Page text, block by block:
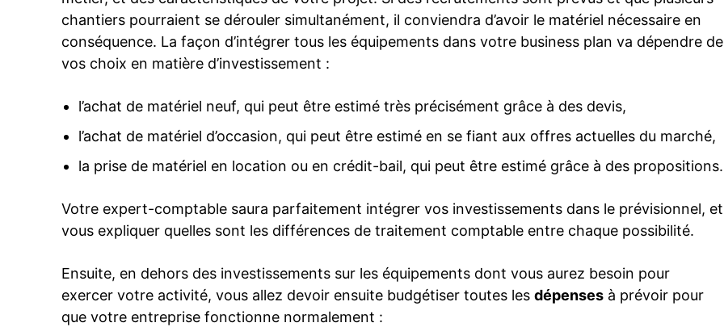
chantiers pourraient se dérouler simultanément, il conviendra d’avoir le matériel nécessaire en
conséquence. La façon d’intégrer tous les équipements dans votre business plan va dépendre de
vos choix en matière d’investissement :
l’achat de matériel neuf, qui peut être estimé très précisément grâce à des devis,
l’achat de matériel d’occasion, qui peut être estimé en se fiant aux offres actuelles du marché,
la prise de matériel en location ou en crédit-bail, qui peut être estimé grâce à des propositions.
Votre expert-comptable saura parfaitement intégrer vos investissements dans le prévisionnel, et
vous expliquer quelles sont les différences de traitement comptable entre chaque possibilité.
Ensuite, en dehors des investissements sur les équipements dont vous aurez besoin pour
exercer votre activité, vous allez devoir ensuite budgétiser toutes les dépenses à prévoir pour
que votre entreprise fonctionne normalement :